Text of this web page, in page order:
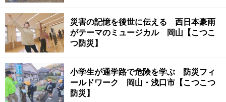
災害の記憶を後世に伝える 西日本豪雨
がテーマのミュージカル 岡山【こつこ
つ防災】
小学生が通学路で危険を学ぶ 防災フィ
ールドワーク 岡山・浅口市【こつこつ
防災】